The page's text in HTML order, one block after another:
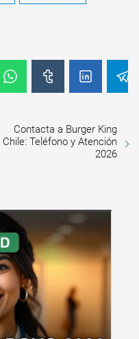
Contacta a Burger King
Chile: Teléfono y Atención
2026